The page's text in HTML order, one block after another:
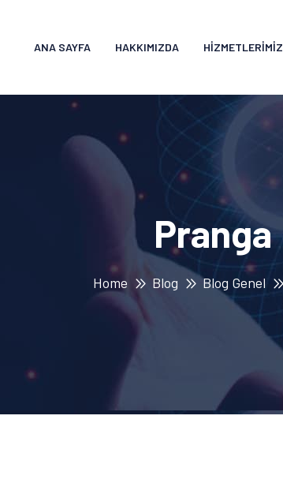
ANA SAYFA HAKKIMIZDA HIZMETLERIMIZ
Pranga
Home Blog Blog Genel